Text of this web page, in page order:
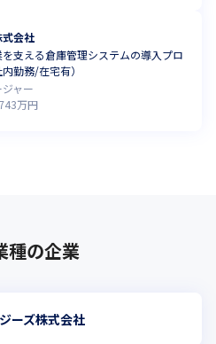
会社
支える倉庫管理システムの導入プロ
勤務/在宅有）
ャー
743万円
種の企業
ーズ株式会社